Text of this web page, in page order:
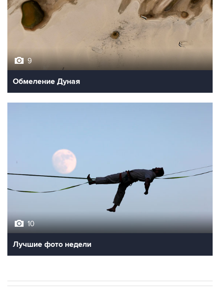
9
Обмеление Дуная
10
Лучшие фото недели